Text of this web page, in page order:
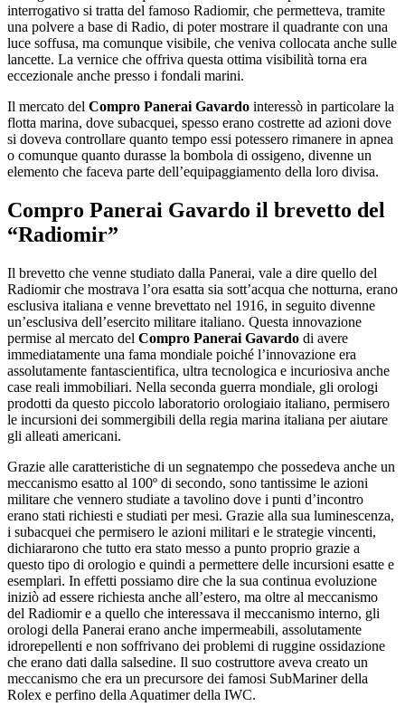
interrogativo si tratta del famoso Radiomir, che permetteva, tramite
una polvere a base di Radio, di poter mostrare il quadrante con una
luce soffusa, ma comunque visibile, che veniva collocata anche sulle
lancette. La vernice che offriva questa ottima visibilità torna era
eccezionale anche presso i fondali marini.
Il mercato del Compro Panerai Gavardo interessò in particolare la
flotta marina, dove subacquei, spesso erano costrette ad azioni dove
si doveva controllare quanto tempo essi potessero rimanere in apnea
o comunque quanto durasse la bombola di ossigeno, divenne un
elemento che faceva parte dell’equipaggiamento della loro divisa.
Compro Panerai Gavardo il brevetto del
“Radiomir”
Il brevetto che venne studiato dalla Panerai, vale a dire quello del
Radiomir che mostrava l’ora esatta sia sott’acqua che notturna, erano
esclusiva italiana e venne brevettato nel 1916, in seguito divenne
un’esclusiva dell’esercito militare italiano. Questa innovazione
permise al mercato del Compro Panerai Gavardo di avere
immediatamente una fama mondiale poiché l’innovazione era
assolutamente fantascientifica, ultra tecnologica e incuriosiva anche
case reali immobiliari. Nella seconda guerra mondiale, gli orologi
prodotti da questo piccolo laboratorio orologiaio italiano, permisero
le incursioni dei sommergibili della regia marina italiana per aiutare
gli alleati americani.
Grazie alle caratteristiche di un segnatempo che possedeva anche un
meccanismo esatto al 100º di secondo, sono tantissime le azioni
militare che vennero studiate a tavolino dove i punti d’incontro
erano stati richiesti e studiati per mesi. Grazie alla sua luminescenza,
i subacquei che permisero le azioni militari e le strategie vincenti,
dichiararono che tutto era stato messo a punto proprio grazie a
questo tipo di orologio e quindi a permettere delle incursioni esatte e
esemplari. In effetti possiamo dire che la sua continua evoluzione
iniziò ad essere richiesta anche all’estero, ma oltre al meccanismo
del Radiomir e a quello che interessava il meccanismo interno, gli
orologi della Panerai erano anche impermeabili, assolutamente
idrorepellenti e non soffrivano dei problemi di ruggine ossidazione
che erano dati dalla salsedine. Il suo costruttore aveva creato un
meccanismo che era un precursore dei famosi SubMariner della
Rolex e perfino della Aquatimer della IWC.